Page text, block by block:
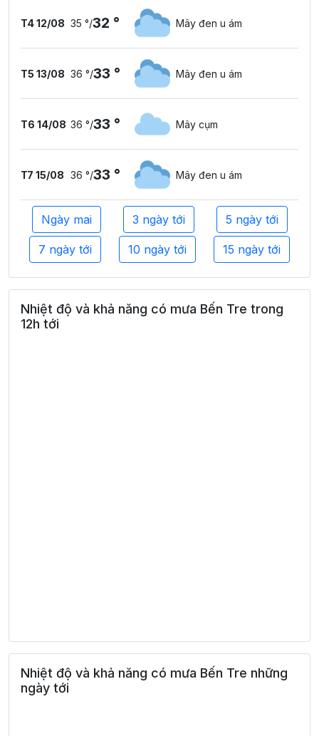
T4 12/08 35 °/32 ° Mây đen u ám
T5 13/08 36 °/33 ° Mây đen u ám
T6 14/08 36 °/33 ° Mây cụm
T7 15/08 36 °/33 ° Mây đen u ám
Ngày mai 3 ngày tới 5 ngày tới
7 ngày tới 10 ngày tới 15 ngày tới
Nhiệt độ và khả năng có mưa Bến Tre trong
12h tới
Nhiệt độ và khả năng có mưa Bến Tre những
ngày tới